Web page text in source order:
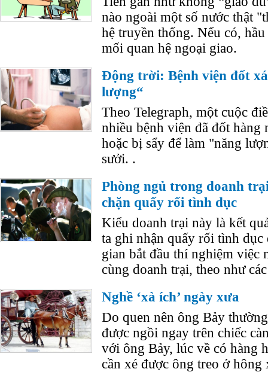
nào ngoài một số nước thật
hệ truyền thống. Nếu có,
mối quan hệ ngoại giao.
Động trời: Bệnh viện đốt
lượng“
Theo Telegraph, một cuộc
nhiều bệnh viện đã đốt hàng
hoặc bị sẩy để làm "năng
sưởi. .
Phòng ngủ trong doanh
chặn quấy rối tình dục
Kiểu doanh trại này là kết
ta ghi nhận quấy rối tình dục
gian bắt đầu thí nghiệm việc
cùng doanh trại, theo như
Nghề ‘xà ích’ ngày xưa
Do quen nên ông Bảy
được ngồi ngay trên chiếc
với ông Bảy, lúc về có hàng
cần xé được ông treo ở hông